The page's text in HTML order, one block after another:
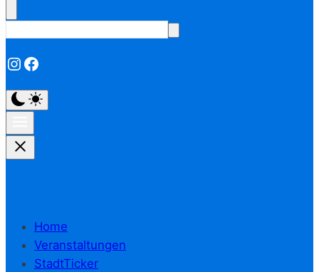
Instagram
Facebook
Home
Veranstaltungen
StadtTicker